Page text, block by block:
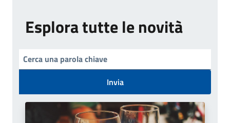
Esplora tutte le novità
Invia